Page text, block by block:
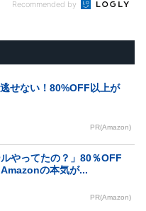
Recommended by
せない！80%OFF以上が
PR(Amazon)
ルやってたの？」80％OFF
の本気が...
PR(Amazon)